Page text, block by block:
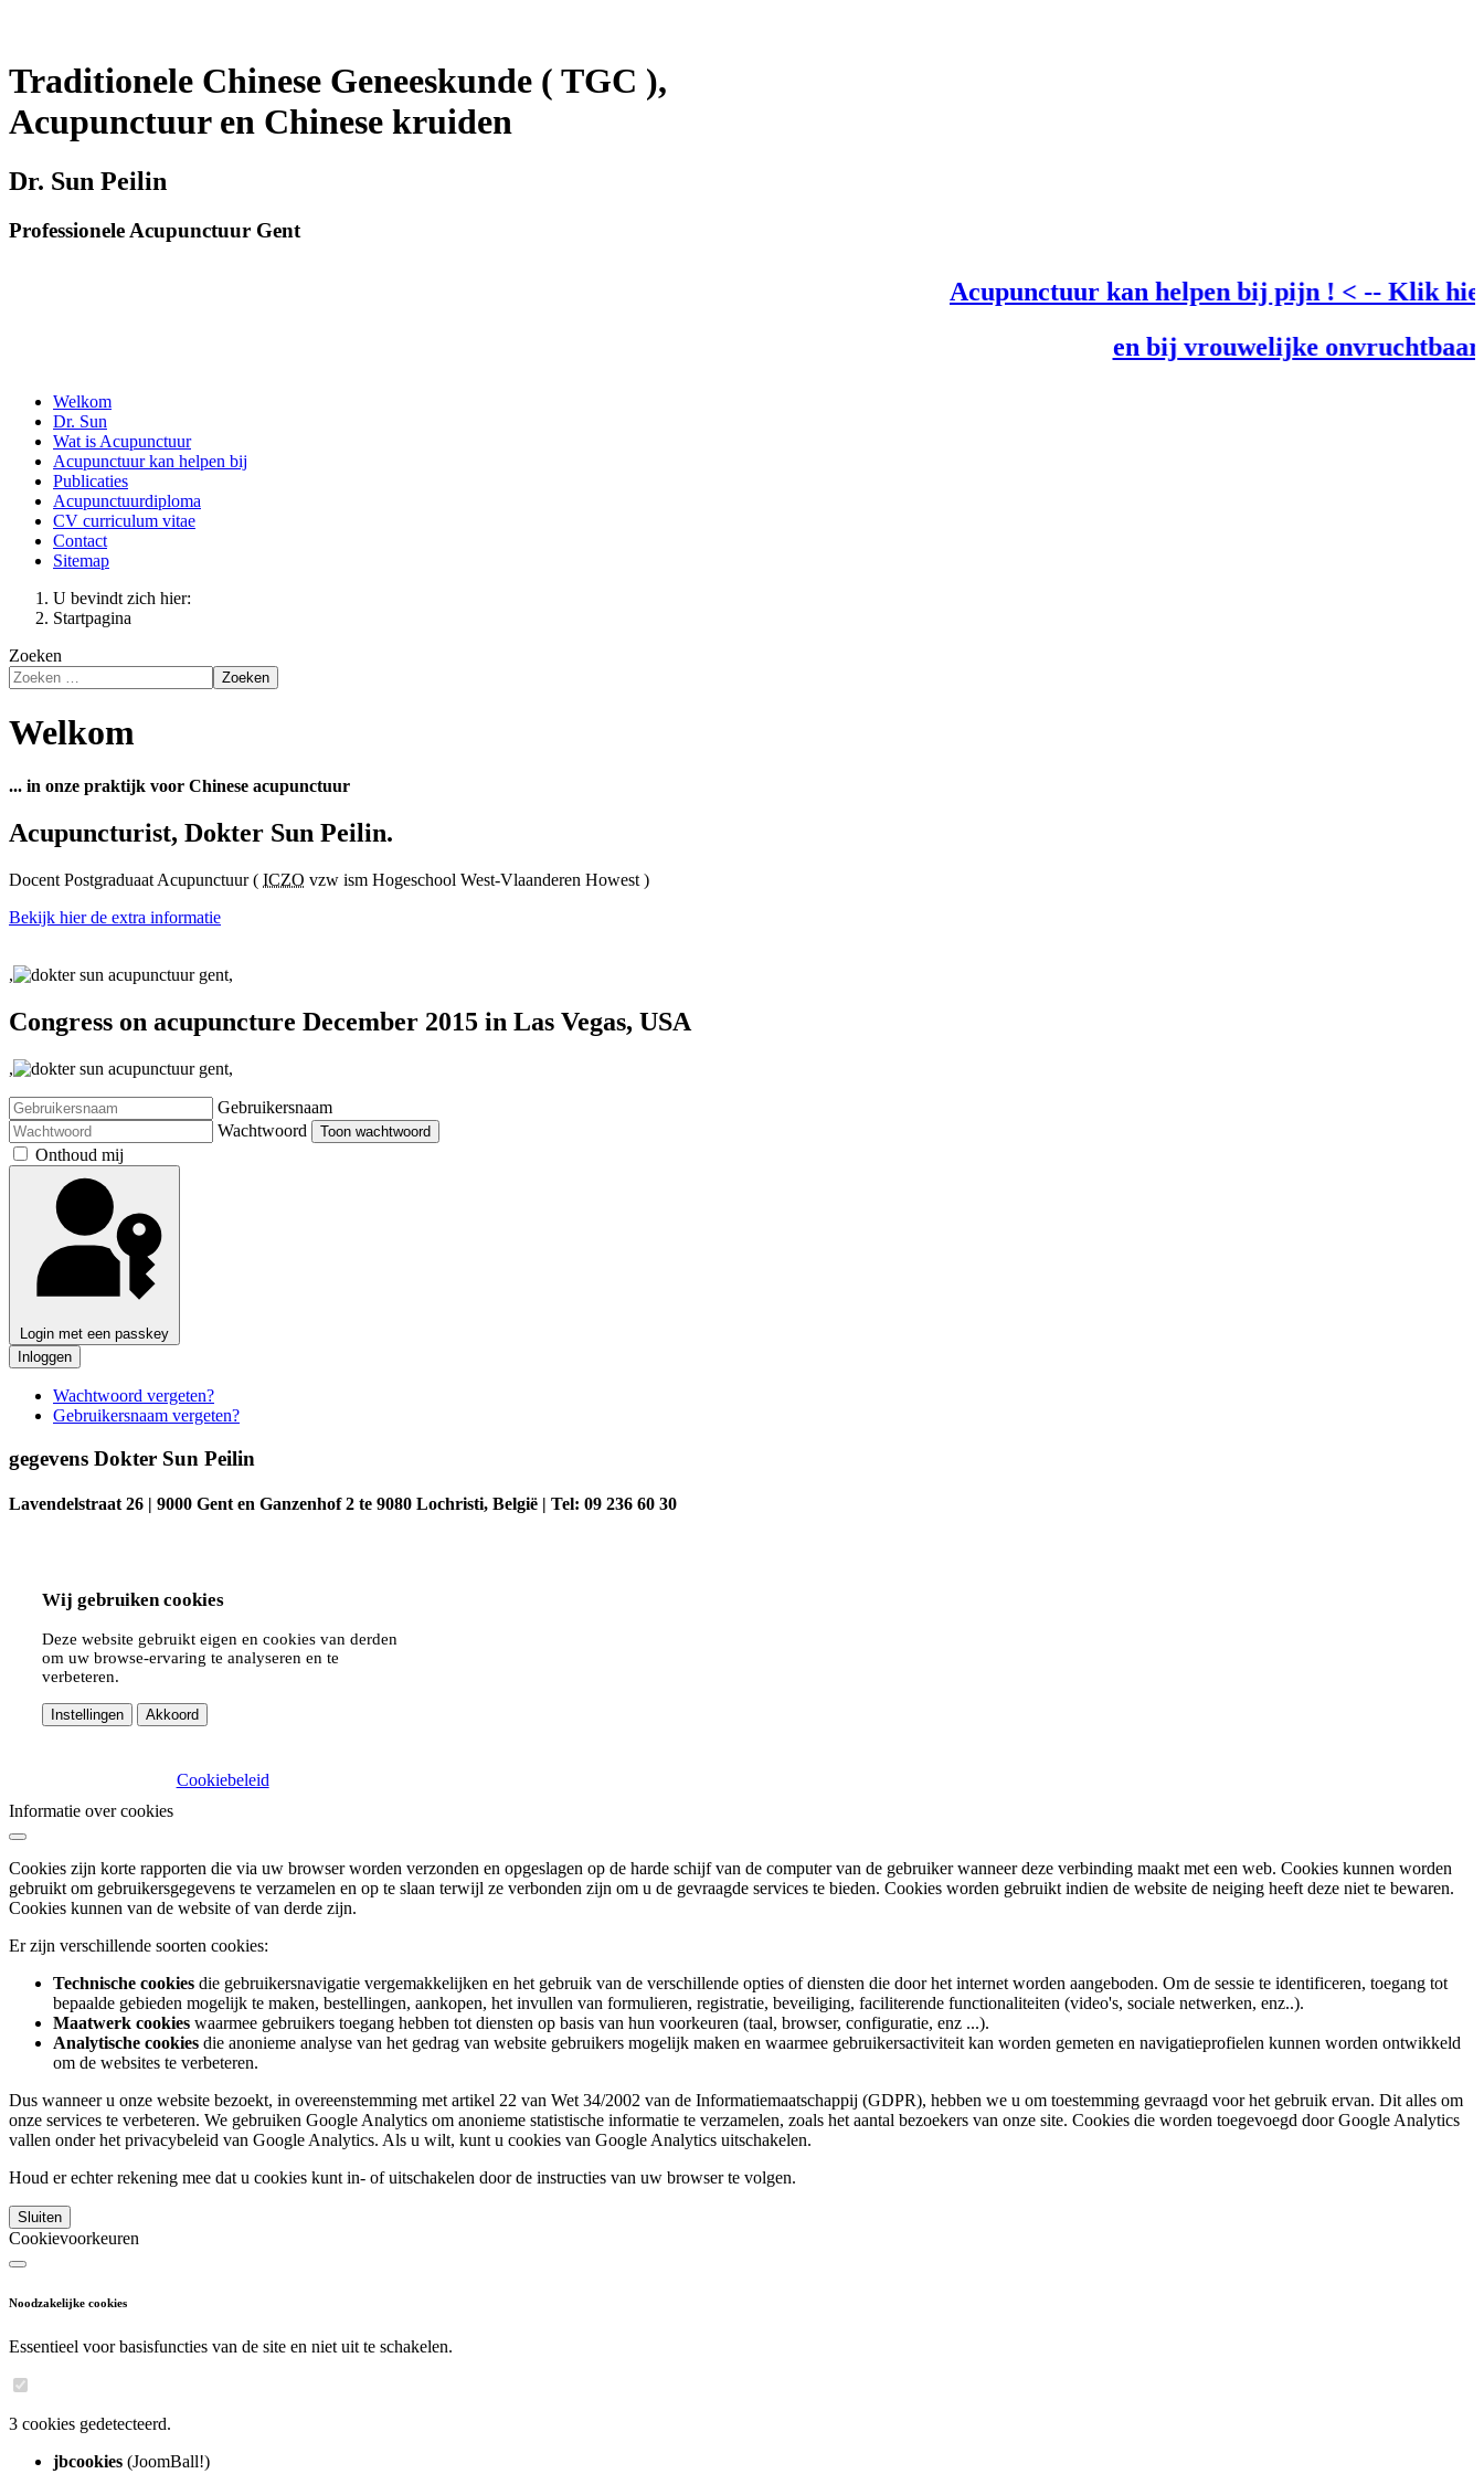
Traditionele Chinese Geneeskunde ( TGC ),
Acupunctuur en Chinese kruiden
Dr. Sun Peilin
Professionele Acupunctuur Gent
Acupunctuur kan helpen bij pijn ! < -- Klik hier voor
en bij vrouwelijke onvruchtbaarheid !
Welkom
Dr. Sun
Wat is Acupunctuur
Acupunctuur kan helpen bij
Publicaties
Acupunctuurdiploma
CV curriculum vitae
Contact
Sitemap
U bevindt zich hier:
Startpagina
Zoeken
Zoeken
Welkom
... in onze praktijk voor Chinese acupunctuur
Acupuncturist, Dokter Sun Peilin.
Docent Postgraduaat Acupunctuur ( ICZO vzw ism Hogeschool West-Vlaanderen Howest )
Bekijk hier de extra informatie
, ,
Congress on acupuncture December 2015 in Las Vegas, USA
, ,
Gebruikersnaam
Wachtwoord
Toon wachtwoord
Onthoud mij
Login met een passkey
Inloggen
Wachtwoord vergeten?
Gebruikersnaam vergeten?
gegevens Dokter Sun Peilin
Lavendelstraat 26 | 9000 Gent en Ganzenhof 2 te 9080 Lochristi, België | Tel: 09 236 60 30
Wij gebruiken cookies
Deze website gebruikt eigen en cookies van derden
om uw browse-ervaring te analyseren en te
verbeteren.
Instellingen Akkoord
Cookiebeleid
Informatie over cookies
Cookies zijn korte rapporten die via uw browser worden verzonden en opgeslagen op de harde schijf van de computer van de gebruiker wanneer deze verbinding maakt met een web. Cookies kunnen worden
gebruikt om gebruikersgegevens te verzamelen en op te slaan terwijl ze verbonden zijn om u de gevraagde services te bieden. Cookies worden gebruikt indien de website de neiging heeft deze niet te bewaren.
Cookies kunnen van de website of van derde zijn.
Er zijn verschillende soorten cookies:
Technische cookies die gebruikersnavigatie vergemakkelijken en het gebruik van de verschillende opties of diensten die door het internet worden aangeboden. Om de sessie te identificeren, toegang tot
bepaalde gebieden mogelijk te maken, bestellingen, aankopen, het invullen van formulieren, registratie, beveiliging, faciliterende functionaliteiten (video's, sociale netwerken, enz..).
Maatwerk cookies waarmee gebruikers toegang hebben tot diensten op basis van hun voorkeuren (taal, browser, configuratie, enz ...).
Analytische cookies die anonieme analyse van het gedrag van website gebruikers mogelijk maken en waarmee gebruikersactiviteit kan worden gemeten en navigatieprofielen kunnen worden ontwikkeld
om de websites te verbeteren.
Dus wanneer u onze website bezoekt, in overeenstemming met artikel 22 van Wet 34/2002 van de Informatiemaatschappij (GDPR), hebben we u om toestemming gevraagd voor het gebruik ervan. Dit alles om
onze services te verbeteren. We gebruiken Google Analytics om anonieme statistische informatie te verzamelen, zoals het aantal bezoekers van onze site. Cookies die worden toegevoegd door Google Analytics
vallen onder het privacybeleid van Google Analytics. Als u wilt, kunt u cookies van Google Analytics uitschakelen.
Houd er echter rekening mee dat u cookies kunt in- of uitschakelen door de instructies van uw browser te volgen.
Sluiten
Cookievoorkeuren
Noodzakelijke cookies
Essentieel voor basisfuncties van de site en niet uit te schakelen.
3 cookies gedetecteerd.
jbcookies (JoomBall!)